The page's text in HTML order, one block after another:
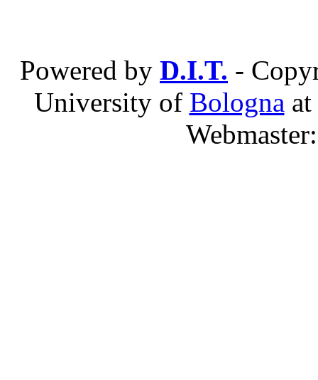
Powered by D.I.T. -
University of Bologna at